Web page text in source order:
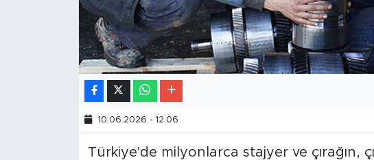
10.06.2026 - 12:06
Türkiye'de milyonlarca stajyer ve çırağın,